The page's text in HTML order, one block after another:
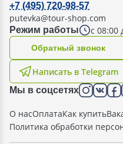
Режим работы с 08:00
+7 (495) 720-98-57
putevka@tour-shop.com
Написать в Telegram
Oбратный звонок
Мы в соцсетях
О насОплатаКак купить
Политика обработки